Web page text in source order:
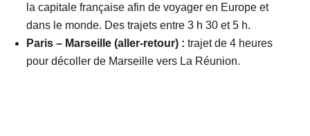
la capitale française afin de voyager en Europe et
dans le monde. Des trajets entre 3 h 30 et 5 h.
Paris – Marseille (aller-retour) : trajet de 4 heures
pour décoller de Marseille vers La Réunion.